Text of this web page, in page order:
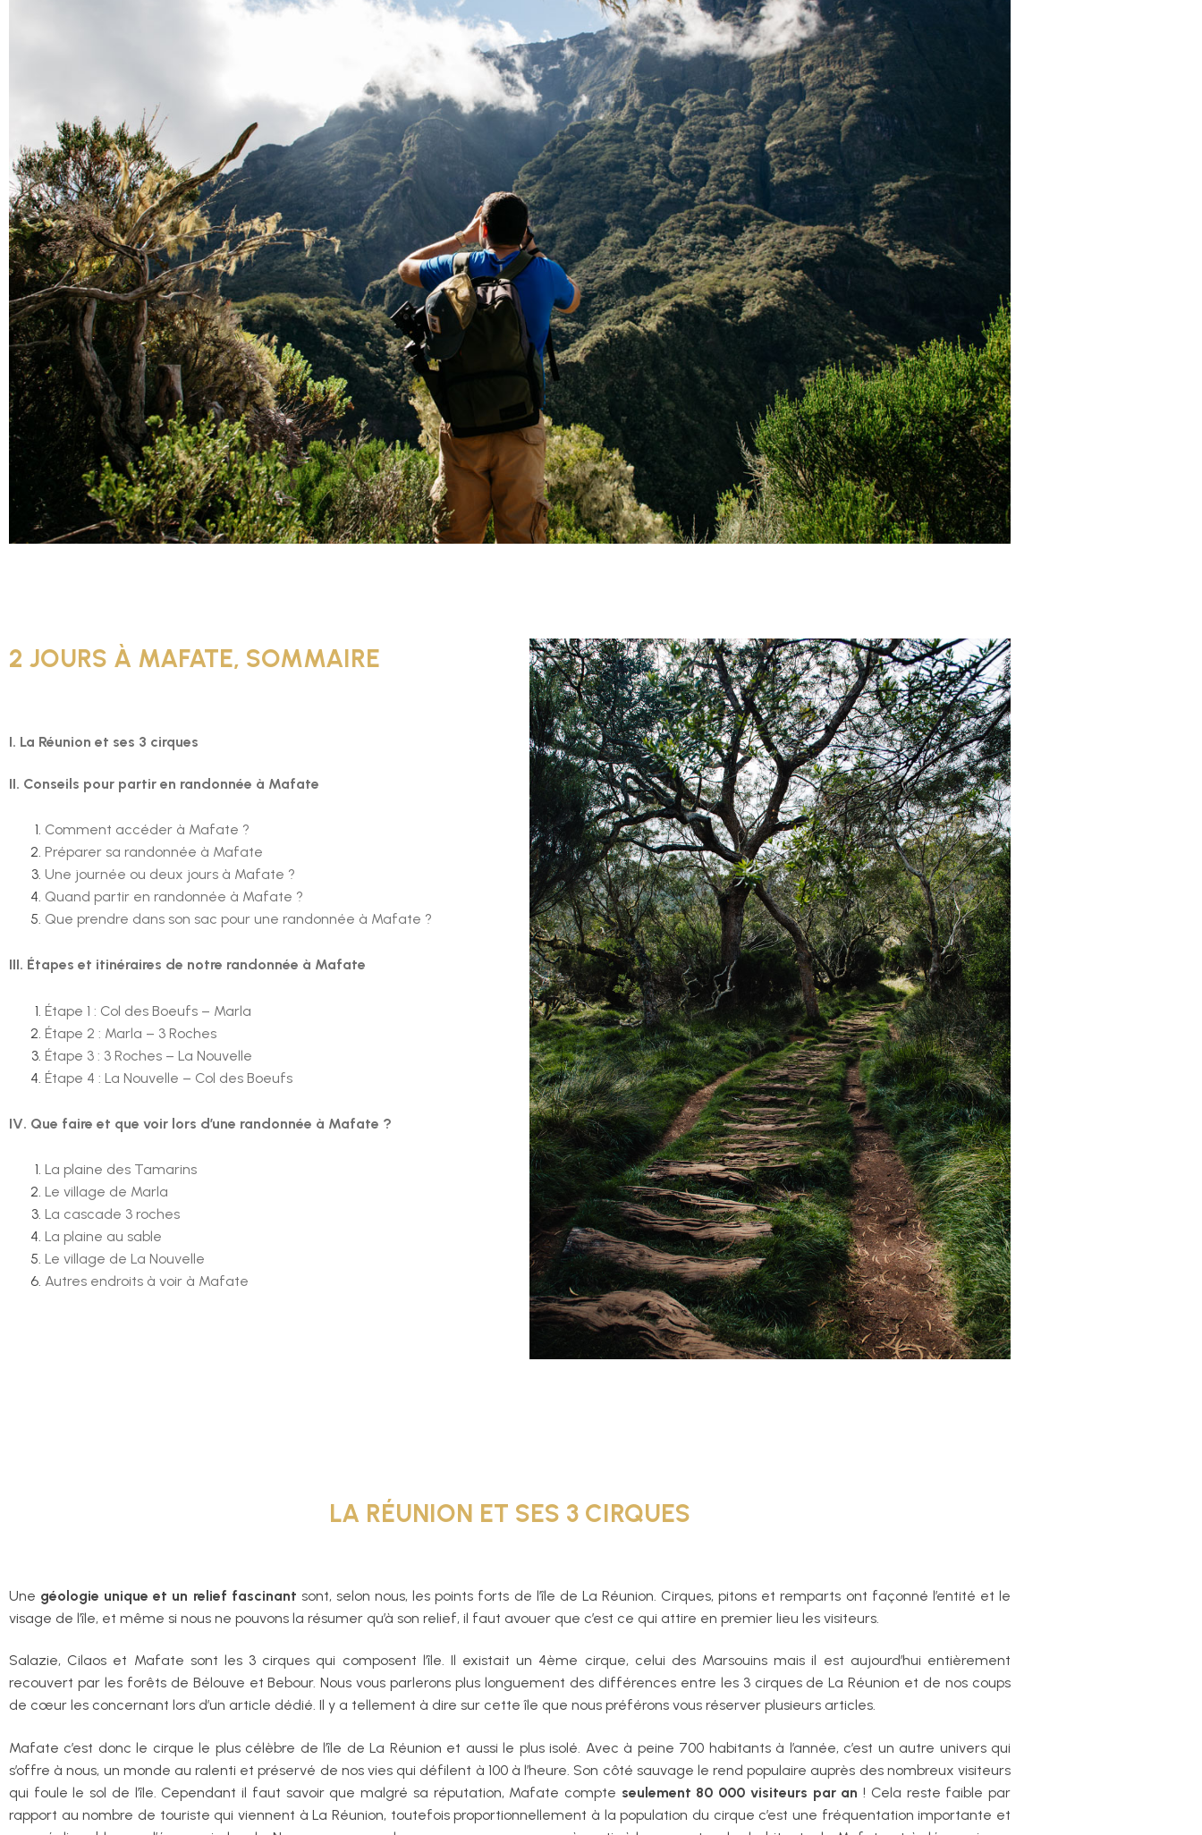
2 JOURS À MAFATE, SOMMAIRE
I. La Réunion et ses 3 cirques
II. Conseils pour partir en randonnée à Mafate
Comment accéder à Mafate ?
Préparer sa randonnée à Mafate
Une journée ou deux jours à Mafate ?
Quand partir en randonnée à Mafate ?
Que prendre dans son sac pour une randonnée à Mafate ?
III. Étapes et itinéraires de notre randonnée à Mafate
Étape 1 : Col des Boeufs – Marla
Étape 2 : Marla – 3 Roches
Étape 3 : 3 Roches – La Nouvelle
Étape 4 : La Nouvelle – Col des Boeufs
IV. Que faire et que voir lors d’une randonnée à Mafate ?
La plaine des Tamarins
Le village de Marla
La cascade 3 roches
La plaine au sable
Le village de La Nouvelle
Autres endroits à voir à Mafate
LA RÉUNION ET SES 3 CIRQUES
Une géologie unique et un relief fascinant sont, selon nous, les points forts de l’île de La Réunion. Cirques, pitons et remparts ont façonné l’entité et le
visage de l’île, et même si nous ne pouvons la résumer qu’à son relief, il faut avouer que c’est ce qui attire en premier lieu les visiteurs.
Salazie, Cilaos et Mafate sont les 3 cirques qui composent l’île. Il existait un 4ème cirque, celui des Marsouins mais il est aujourd’hui entièrement
recouvert par les forêts de Bélouve et Bebour. Nous vous parlerons plus longuement des différences entre les 3 cirques de La Réunion et de nos coups
de cœur les concernant lors d’un article dédié. Il y a tellement à dire sur cette île que nous préférons vous réserver plusieurs articles.
Mafate c’est donc le cirque le plus célèbre de l’île de La Réunion et aussi le plus isolé. Avec à peine 700 habitants à l’année, c’est un autre univers qui
s’offre à nous, un monde au ralenti et préservé de nos vies qui défilent à 100 à l’heure. Son côté sauvage le rend populaire auprès des nombreux visiteurs
qui foule le sol de l’île. Cependant il faut savoir que malgré sa réputation, Mafate compte seulement 80 000 visiteurs par an ! Cela reste faible par
rapport au nombre de touriste qui viennent à La Réunion, toutefois proportionnellement à la population du cirque c’est une fréquentation importante et